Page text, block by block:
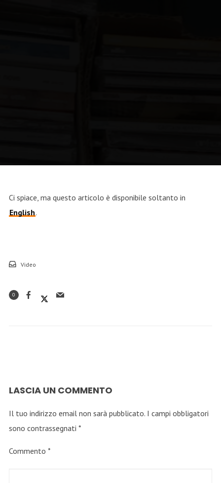
Ci spiace, ma questo articolo è disponibile soltanto in
English.
Video
0
LASCIA UN COMMENTO
Il tuo indirizzo email non sarà pubblicato. I campi obbligatori
sono contrassegnati *
Commento *